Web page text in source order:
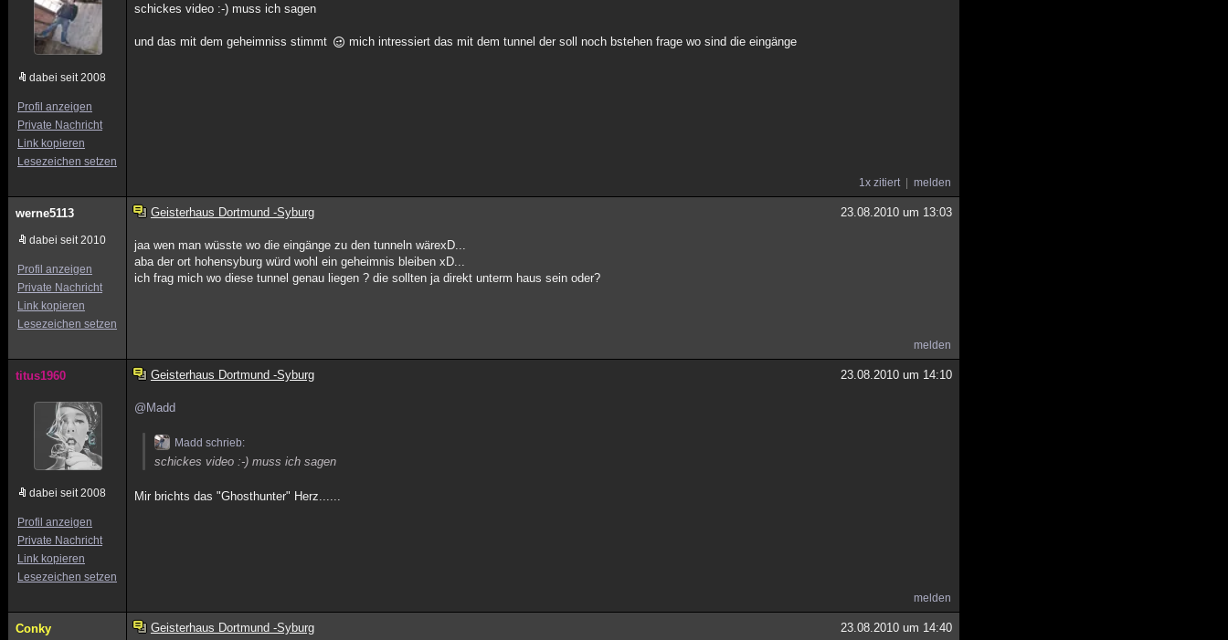
dabei seit 2008
Profil anzeigen
Private Nachricht
Link kopieren
Lesezeichen setzen
schickes video :-) muss ich sagen
und das mit dem geheimniss stimmt mich intressiert das mit dem tunnel der soll noch bstehen frage wo sind die eingänge
1x zitiert melden
werne5113
dabei seit 2010
Profil anzeigen
Private Nachricht
Link kopieren
Lesezeichen setzen
Geisterhaus Dortmund -Syburg 23.08.2010 um 13:03
jaa wen man wüsste wo die eingänge zu den tunneln wärexD...
aba der ort hohensyburg würd wohl ein geheimnis bleiben xD...
ich frag mich wo diese tunnel genau liegen ? die sollten ja direkt unterm haus sein oder?
melden
titus1960
dabei seit 2008
Profil anzeigen
Private Nachricht
Link kopieren
Lesezeichen setzen
Geisterhaus Dortmund -Syburg 23.08.2010 um 14:10
@Madd
Madd schrieb:
schickes video :-) muss ich sagen
Mir brichts das "Ghosthunter" Herz......
melden
Conky Geisterhaus Dortmund -Syburg 23.08.2010 um 14:40